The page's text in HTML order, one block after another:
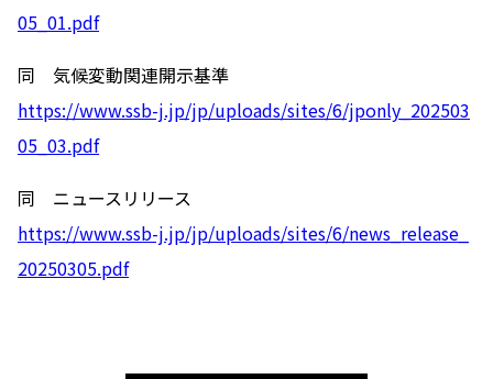
05_01.pdf
同 気候変動関連開示基準
https://www.ssb-j.jp/jp/uploads/sites/6/jponly_202503
05_03.pdf
同 ニュースリリース
https://www.ssb-j.jp/jp/uploads/sites/6/news_release_
20250305.pdf